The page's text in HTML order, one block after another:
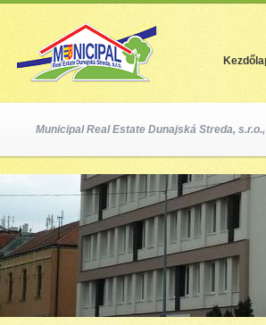
Municipal Real Estate Dunajská Streda,